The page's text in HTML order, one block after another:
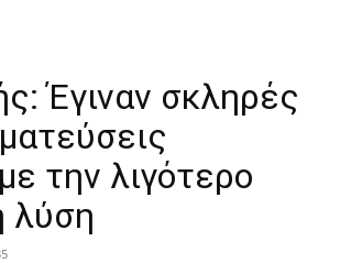
Έγιναν σκληρές
την λιγότερο
λύση